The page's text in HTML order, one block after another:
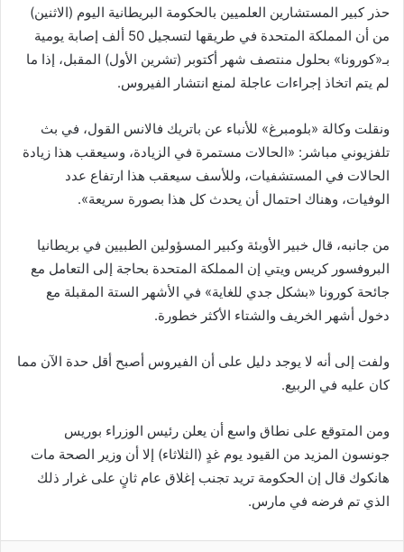
حذر كبير المستشارين العلميين بالحكومة البريطانية اليوم (الاثنين)
من أن المملكة المتحدة في طريقها لتسجيل 50 ألف إصابة يومية
بـ«كورونا» بحلول منتصف شهر أكتوبر (تشرين الأول) المقبل، إذا ما
لم يتم اتخاذ إجراءات عاجلة لمنع انتشار الفيروس.
ونقلت وكالة «بلومبرغ» للأنباء عن باتريك فالانس القول، في بث
تلفزيوني مباشر: «الحالات مستمرة في الزيادة، وسيعقب هذا زيادة
الحالات في المستشفيات، وللأسف سيعقب هذا ارتفاع عدد
الوفيات، وهناك احتمال أن يحدث كل هذا بصورة سريعة».
من جانبه، قال خبير الأوبئة وكبير المسؤولين الطبيين في بريطانيا
البروفسور كريس ويتي إن المملكة المتحدة بحاجة إلى التعامل مع
جائحة كورونا «بشكل جدي للغاية» في الأشهر الستة المقبلة مع
دخول أشهر الخريف والشتاء الأكثر خطورة.
ولفت إلى أنه لا يوجد دليل على أن الفيروس أصبح أقل حدة الآن مما
كان عليه في الربيع.
ومن المتوقع على نطاق واسع أن يعلن رئيس الوزراء بوريس
جونسون المزيد من القيود يوم غدٍ (الثلاثاء) إلا أن وزير الصحة مات
هانكوك قال إن الحكومة تريد تجنب إغلاق عام ثانٍ على غرار ذلك
الذي تم فرضه في مارس.